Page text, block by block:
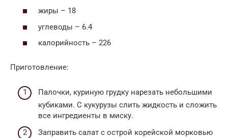
жиры – 18
углеводы – 6.4
калорийность – 226
Приготовление:
Палочки, куриную грудку нарезать небольшими
кубиками. С кукурузы слить жидкость и сложить
все ингредиенты в миску.
Заправить салат с острой корейской морковью